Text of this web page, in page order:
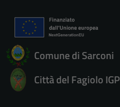
Comune di Sarconi
Città del Fagiolo IGP